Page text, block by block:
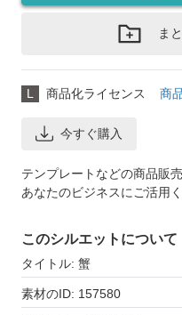
ま
L 商品化ライセンス 商
今すぐ購入
テンプレートなどの商品販
あなたのビジネスにご活用く
このシルエットについて
タイトル: 蟹
素材のID: 157580